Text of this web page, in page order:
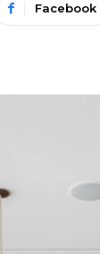
Facebook